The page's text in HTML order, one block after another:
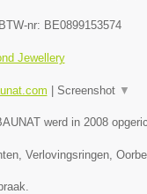
nr: BE0899153574
Jewellery
Screenshot ▼
werd in 2008
Verlovingsringen,